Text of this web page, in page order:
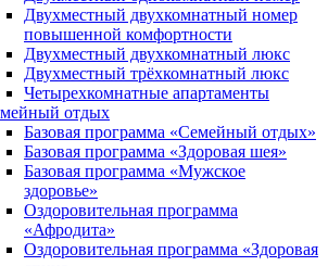
Двухместный двухкомнатный номер
повышенной комфортности
Двухместный двухкомнатный люкс
Двухместный трёхкомнатный люкс
Четырехкомнатные апартаменты
отдых
Базовая программа «Семейный отдых»
Базовая программа «Здоровая шея»
Базовая программа «Мужское
здоровье»
Оздоровительная программа
«Афродита»
Оздоровительная программа «Здоровая